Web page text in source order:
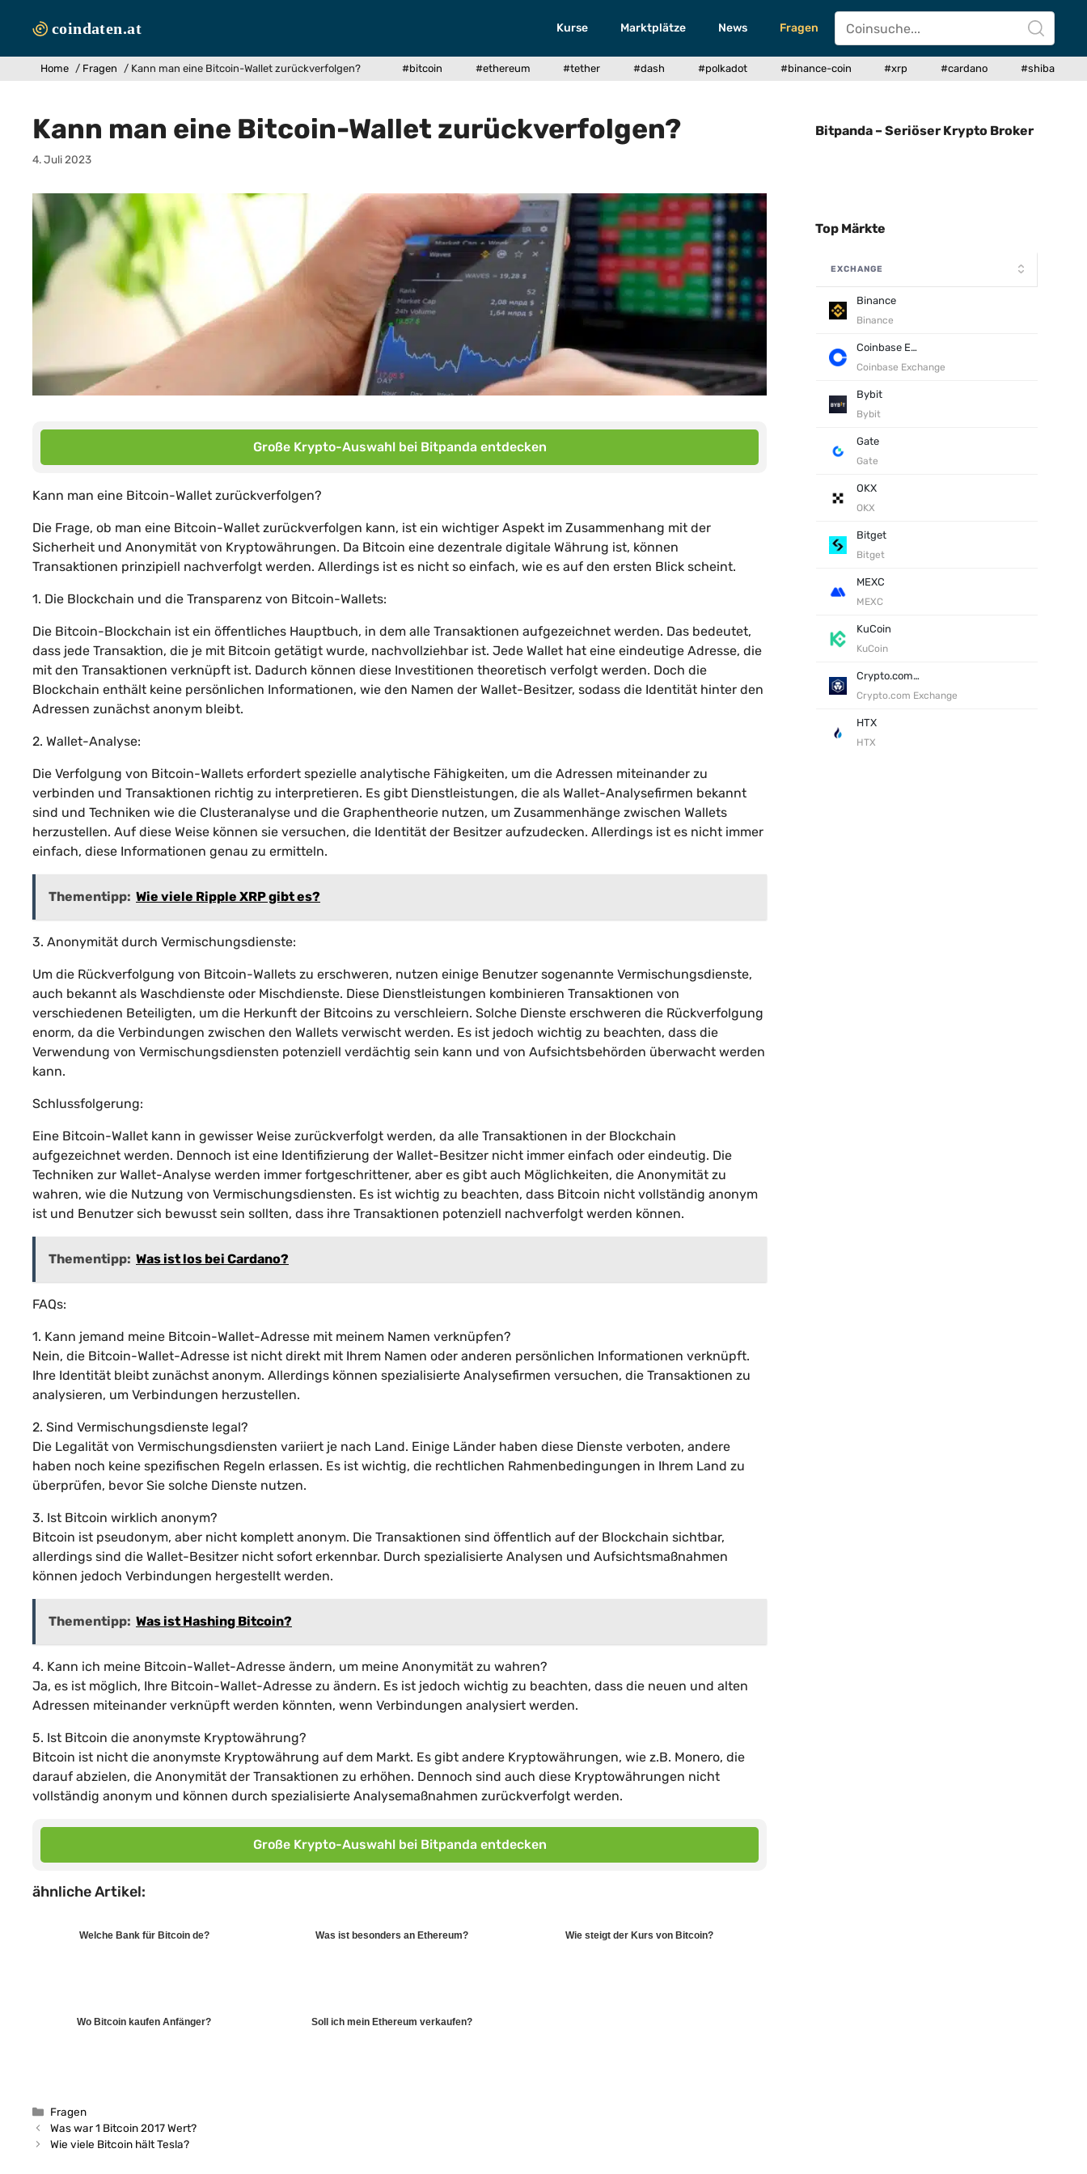
Inhalt
Kurse Marktplätze News Fragen
Home / Fragen / Kann man eine Bitcoin-Wallet zurückverfolgen? #bitcoin #ethereum #tether #dash #polkadot #binance-coin #xrp #cardano #shiba
Kann man eine Bitcoin-Wallet zurückverfolgen?
4. Juli 2023
Große Krypto-Auswahl bei Bitpanda entdecken
Kann man eine Bitcoin-Wallet zurückverfolgen?
Die Frage, ob man eine Bitcoin-Wallet zurückverfolgen kann, ist ein wichtiger Aspekt im Zusammenhang mit der
Sicherheit und Anonymität von Kryptowährungen. Da Bitcoin eine dezentrale digitale Währung ist, können
Transaktionen prinzipiell nachverfolgt werden. Allerdings ist es nicht so einfach, wie es auf den ersten Blick scheint.
1. Die Blockchain und die Transparenz von Bitcoin-Wallets:
Die Bitcoin-Blockchain ist ein öffentliches Hauptbuch, in dem alle Transaktionen aufgezeichnet werden. Das bedeutet,
dass jede Transaktion, die je mit Bitcoin getätigt wurde, nachvollziehbar ist. Jede Wallet hat eine eindeutige Adresse, die
mit den Transaktionen verknüpft ist. Dadurch können diese Investitionen theoretisch verfolgt werden. Doch die
Blockchain enthält keine persönlichen Informationen, wie den Namen der Wallet-Besitzer, sodass die Identität hinter den
Adressen zunächst anonym bleibt.
2. Wallet-Analyse:
Die Verfolgung von Bitcoin-Wallets erfordert spezielle analytische Fähigkeiten, um die Adressen miteinander zu
verbinden und Transaktionen richtig zu interpretieren. Es gibt Dienstleistungen, die als Wallet-Analysefirmen bekannt
sind und Techniken wie die Clusteranalyse und die Graphentheorie nutzen, um Zusammenhänge zwischen Wallets
herzustellen. Auf diese Weise können sie versuchen, die Identität der Besitzer aufzudecken. Allerdings ist es nicht immer
einfach, diese Informationen genau zu ermitteln.
Thementipp: Wie viele Ripple XRP gibt es?
3. Anonymität durch Vermischungsdienste:
Um die Rückverfolgung von Bitcoin-Wallets zu erschweren, nutzen einige Benutzer sogenannte Vermischungsdienste,
auch bekannt als Waschdienste oder Mischdienste. Diese Dienstleistungen kombinieren Transaktionen von
verschiedenen Beteiligten, um die Herkunft der Bitcoins zu verschleiern. Solche Dienste erschweren die Rückverfolgung
enorm, da die Verbindungen zwischen den Wallets verwischt werden. Es ist jedoch wichtig zu beachten, dass die
Verwendung von Vermischungsdiensten potenziell verdächtig sein kann und von Aufsichtsbehörden überwacht werden
kann.
Schlussfolgerung:
Eine Bitcoin-Wallet kann in gewisser Weise zurückverfolgt werden, da alle Transaktionen in der Blockchain
aufgezeichnet werden. Dennoch ist eine Identifizierung der Wallet-Besitzer nicht immer einfach oder eindeutig. Die
Techniken zur Wallet-Analyse werden immer fortgeschrittener, aber es gibt auch Möglichkeiten, die Anonymität zu
wahren, wie die Nutzung von Vermischungsdiensten. Es ist wichtig zu beachten, dass Bitcoin nicht vollständig anonym
ist und Benutzer sich bewusst sein sollten, dass ihre Transaktionen potenziell nachverfolgt werden können.
Thementipp: Was ist los bei Cardano?
FAQs:
1. Kann jemand meine Bitcoin-Wallet-Adresse mit meinem Namen verknüpfen?
Nein, die Bitcoin-Wallet-Adresse ist nicht direkt mit Ihrem Namen oder anderen persönlichen Informationen verknüpft.
Ihre Identität bleibt zunächst anonym. Allerdings können spezialisierte Analysefirmen versuchen, die Transaktionen zu
analysieren, um Verbindungen herzustellen.
2. Sind Vermischungsdienste legal?
Die Legalität von Vermischungsdiensten variiert je nach Land. Einige Länder haben diese Dienste verboten, andere
haben noch keine spezifischen Regeln erlassen. Es ist wichtig, die rechtlichen Rahmenbedingungen in Ihrem Land zu
überprüfen, bevor Sie solche Dienste nutzen.
3. Ist Bitcoin wirklich anonym?
Bitcoin ist pseudonym, aber nicht komplett anonym. Die Transaktionen sind öffentlich auf der Blockchain sichtbar,
allerdings sind die Wallet-Besitzer nicht sofort erkennbar. Durch spezialisierte Analysen und Aufsichtsmaßnahmen
können jedoch Verbindungen hergestellt werden.
Thementipp: Was ist Hashing Bitcoin?
4. Kann ich meine Bitcoin-Wallet-Adresse ändern, um meine Anonymität zu wahren?
Ja, es ist möglich, Ihre Bitcoin-Wallet-Adresse zu ändern. Es ist jedoch wichtig zu beachten, dass die neuen und alten
Adressen miteinander verknüpft werden könnten, wenn Verbindungen analysiert werden.
5. Ist Bitcoin die anonymste Kryptowährung?
Bitcoin ist nicht die anonymste Kryptowährung auf dem Markt. Es gibt andere Kryptowährungen, wie z.B. Monero, die
darauf abzielen, die Anonymität der Transaktionen zu erhöhen. Dennoch sind auch diese Kryptowährungen nicht
vollständig anonym und können durch spezialisierte Analysemaßnahmen zurückverfolgt werden.
Große Krypto-Auswahl bei Bitpanda entdecken
ähnliche Artikel:
Welche Bank für Bitcoin de? Was ist besonders an Ethereum? Wie steigt der Kurs von Bitcoin?
Wo Bitcoin kaufen Anfänger? Soll ich mein Ethereum verkaufen?
Kategorien
Fragen
Was war 1 Bitcoin 2017 Wert?
Wie viele Bitcoin hält Tesla?
Bitpanda – Seriöser Krypto Broker
Top Märkte
EXCHANGE
Binance
Binance
Coinbase Exchange
Coinbase Exchange
Bybit
Bybit
Gate
Gate
OKX
OKX
Bitget
Bitget
MEXC
MEXC
KuCoin
KuCoin
Crypto.com Exchange
Crypto.com Exchange
HTX
HTX